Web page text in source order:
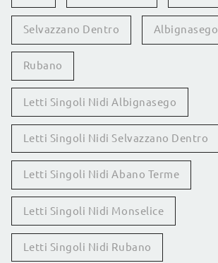
Selvazzano Dentro Albignasego
Rubano
Letti Singoli Nidi Albignasego
Letti Singoli Nidi Selvazzano Dentro
Letti Singoli Nidi Abano Terme
Letti Singoli Nidi Monselice
Letti Singoli Nidi Rubano